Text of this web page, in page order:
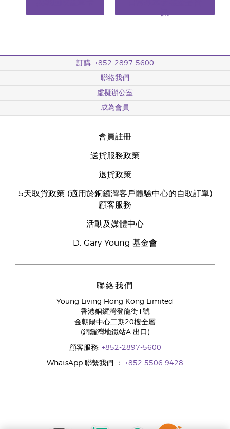
訂購: +852-2897-5600
聯絡我們
虛擬辦公室
成為會員
會員註冊
送貨服務政策
退貨政策
5天取貨政策 (適用於銅鑼灣客戶體驗中心的自取訂單)
顧客服務
活動及媒體中心
D. Gary Young 基金會
聯絡我們
Young Living Hong Kong Limited
香港銅鑼灣登龍街1號
金朝陽中心二期20樓全層
(銅鑼灣地鐵站A 出口)
顧客服務: +852-2897-5600
WhatsApp 聯繫我們 ： +852 5506 9428